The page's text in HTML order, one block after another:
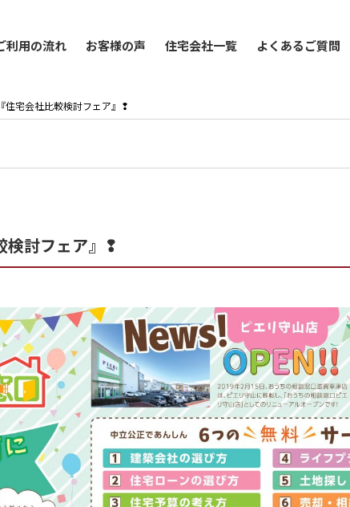
利用の流れ お客様の声 住宅会社一覧 よくあるご質問
住宅会社比較検討フェア』❢
検討フェア』❢